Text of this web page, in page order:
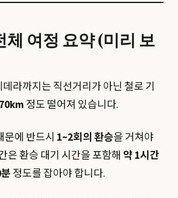
체 여정 요약 (미리 보
라까지는 직선거리가 아닌 철로 기
정도 떨어져 있습니다.
에 반드시 1~2회의 환승을 거쳐야
은 환승 대기 시간을 포함해 약 1시간
정도를 잡아야 합니다.